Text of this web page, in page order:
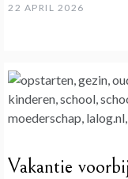
22 APRIL 2026
Vakantie